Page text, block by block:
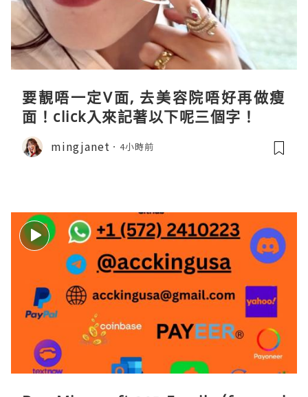
要靚唔一定V面, 去美容院唔好再做瘦
面！click入來記著以下呢三個字！
mingjanet 4小時前